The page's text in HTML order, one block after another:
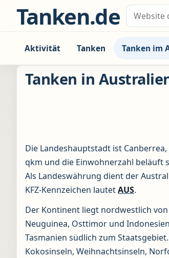
Zum Inhalt springen
Tanken.de Suche
Aktivität Tanken Tanken im
Tanken in
Die Landeshauptstadt ist
qkm und die Einwohnerzahl beläuft
Als Landeswährung dient der
KFZ-Kennzeichen lautetAUS.
Der Kontinent liegt nordwestlich
Neuguinea, Osttimor und
Tasmanien südlich zum
Kokosinseln, Weihnachtsinseln,